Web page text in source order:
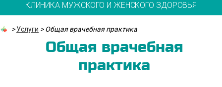
КЛИНИКА МУЖСКОГО И ЖЕНСКОГО ЗДОРОВЬЯ
>Услуги >Общая врачебная практика
Общая врачебная
практика